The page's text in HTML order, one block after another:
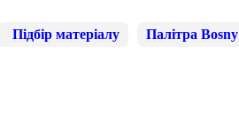
Підбір матеріалу Палітра Bosny